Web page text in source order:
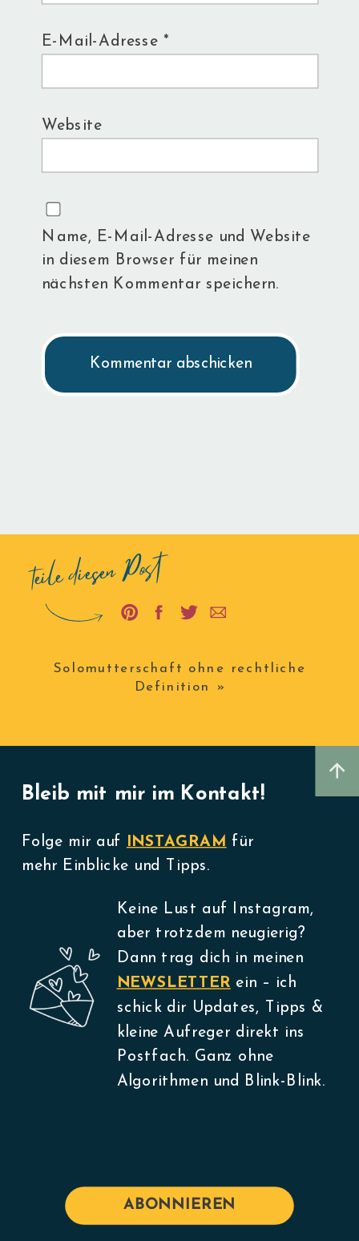
E-Mail-Adresse *
Website
Name, E-Mail-Adresse und Website
in diesem Browser für meinen
nächsten Kommentar speichern.
teile diesen Post
Solomutterschaft ohne rechtliche
Definition »
Bleib mit mir im Kontakt!
Keine Lust auf Instagram,
aber trotzdem neugierig?
Dann trag dich in meinen
NEWSLETTER ein – ich
schick dir Updates, Tipps &
kleine Aufreger direkt ins
Postfach. Ganz ohne
Algorithmen und Blink-Blink.
Folge mir auf INSTAGRAM für
mehr Einblicke und Tipps.